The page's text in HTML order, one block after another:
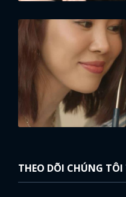
THEO DÕI CHÚNG TÔI